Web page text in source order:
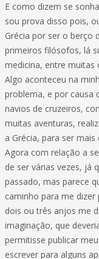
E como dizem se
sou prova disso pois,
Grécia por ser o berço
primeiros filósofos, lá
medicina, entre muitas
Algo aconteceu na
problema, e por causa
navios de cruzeiros,
muitas aventuras,
a Grécia, para ser
Agora com relação a
de ser várias vezes, já
passado, mas parece
caminho para me
dois ou três anjos me
imaginação, que
permitisse publicar
escrever para alguns